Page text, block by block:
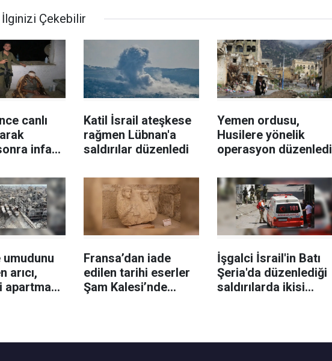
İlginizi Çekebilir
canlı
infaz
Katil İsrail ateşkese
rağmen Lübnan'a
saldırılar düzenledi
Yemen ordusu,
Husilere yönelik
operasyon düzenledi
umudunu
arıcı,
apartman
Fransa’dan iade
edilen tarihi eserler
Şam Kalesi’nde
İşgalci İsrail'in Batı
Şeria'da düzenlediği
saldırılarda ikisi